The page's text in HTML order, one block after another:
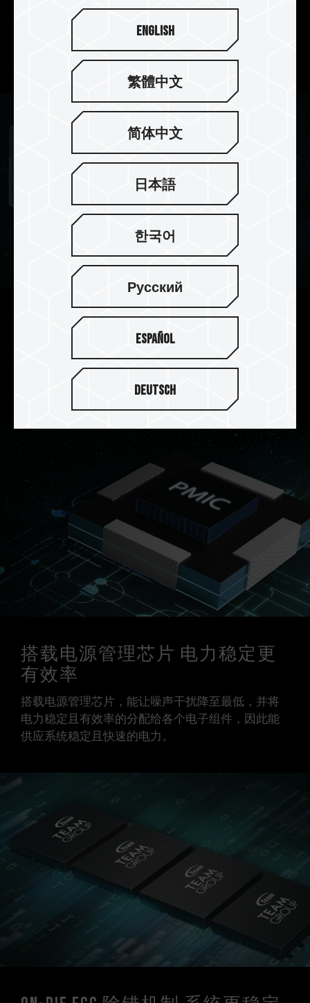
采用 10 层专业抗扰的优化 PCB 板提升效能与稳定
度，让玩家体验超频快感及具高稳定性的超频内存
强化 PMIC 散热设计
搭配使用专业导热硅胶，强化电源管理芯片散热设
计，游戏产生的各种高负载下都能保持顺畅，有效
稳定电源管理芯片运作。
搭载电源管理芯片 电力稳定更
有效率
搭载电源管理芯片，能让噪声干扰降至最低，并将
电力稳定且有效率的分配给各个电子组件，因此能
供应系统稳定且快速的电力。
English
繁體中文
简体中文
日本語
한국어
Русский
Español
Deutsch